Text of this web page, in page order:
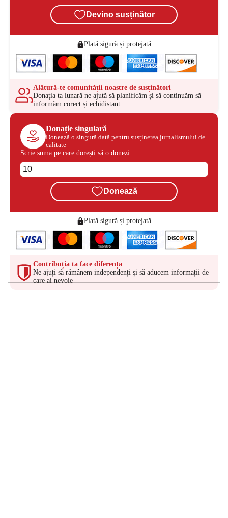
Devino susținător
Plată sigură și protejată
Alătură-te comunității noastre de susținători
Donația ta lunară ne ajută să planificăm și să continuăm să
informăm corect și echidistant
Donație singulară
Donează o singură dată pentru susținerea jurnalismului de
calitate
Scrie suma pe care dorești să o donezi
Donează
Plată sigură și protejată
Contribuția ta face diferența
Ne ajuți să rămânem independenți și să aducem informații de
care ai nevoie